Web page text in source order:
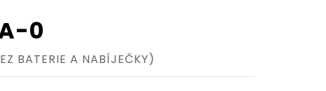
0
BATERIE A NABÍJEČKY)